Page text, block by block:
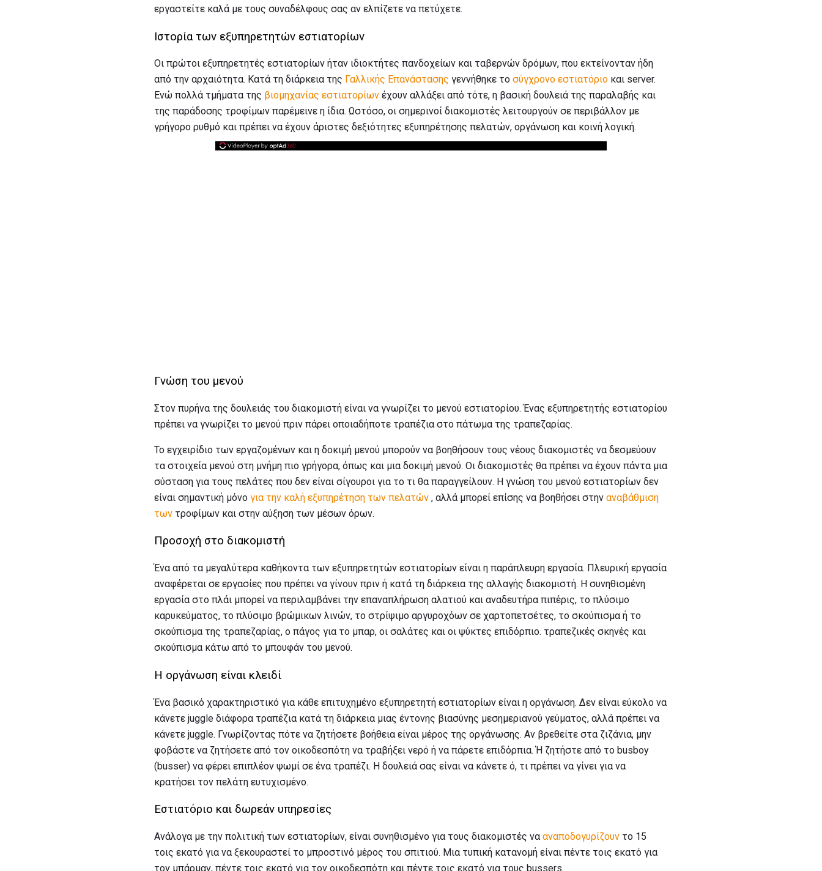
εργαστείτε καλά με τους συναδέλφους σας αν ελπίζετε να πετύχετε.
Ιστορία των εξυπηρετητών εστιατορίων
Οι πρώτοι εξυπηρετητές εστιατορίων ήταν ιδιοκτήτες πανδοχείων και ταβερνών δρόμων, που εκτείνονταν ήδη
από την αρχαιότητα. Κατά τη διάρκεια της Γαλλικής Επανάστασης γεννήθηκε το σύγχρονο εστιατόριο και server.
Ενώ πολλά τμήματα της βιομηχανίας εστιατορίων έχουν αλλάξει από τότε, η βασική δουλειά της παραλαβής και
της παράδοσης τροφίμων παρέμεινε η ίδια. Ωστόσο, οι σημερινοί διακομιστές λειτουργούν σε περιβάλλον με
γρήγορο ρυθμό και πρέπει να έχουν άριστες δεξιότητες εξυπηρέτησης πελατών, οργάνωση και κοινή λογική.
Γνώση του μενού
Στον πυρήνα της δουλειάς του διακομιστή είναι να γνωρίζει το μενού εστιατορίου. Ένας εξυπηρετητής εστιατορίου
πρέπει να γνωρίζει το μενού πριν πάρει οποιαδήποτε τραπέζια στο πάτωμα της τραπεζαρίας.
Το εγχειρίδιο των εργαζομένων και η δοκιμή μενού μπορούν να βοηθήσουν τους νέους διακομιστές να δεσμεύουν
τα στοιχεία μενού στη μνήμη πιο γρήγορα, όπως και μια δοκιμή μενού. Οι διακομιστές θα πρέπει να έχουν πάντα μια
σύσταση για τους πελάτες που δεν είναι σίγουροι για το τι θα παραγγείλουν. Η γνώση του μενού εστιατορίων δεν
είναι σημαντική μόνο για την καλή εξυπηρέτηση των πελατών , αλλά μπορεί επίσης να βοηθήσει στην αναβάθμιση
των τροφίμων και στην αύξηση των μέσων όρων.
Προσοχή στο διακομιστή
Ένα από τα μεγαλύτερα καθήκοντα των εξυπηρετητών εστιατορίων είναι η παράπλευρη εργασία. Πλευρική εργασία
αναφέρεται σε εργασίες που πρέπει να γίνουν πριν ή κατά τη διάρκεια της αλλαγής διακομιστή. Η συνηθισμένη
εργασία στο πλάι μπορεί να περιλαμβάνει την επαναπλήρωση αλατιού και αναδευτήρα πιπέρις, το πλύσιμο
καρυκεύματος, το πλύσιμο βρώμικων λινών, το στρίψιμο αργυροχόων σε χαρτοπετσέτες, το σκούπισμα ή το
σκούπισμα της τραπεζαρίας, ο πάγος για το μπαρ, οι σαλάτες και οι ψύκτες επιδόρπιο. τραπεζικές σκηνές και
σκούπισμα κάτω από το μπουφάν του μενού.
Η οργάνωση είναι κλειδί
Ένα βασικό χαρακτηριστικό για κάθε επιτυχημένο εξυπηρετητή εστιατορίων είναι η οργάνωση. Δεν είναι εύκολο να
κάνετε juggle διάφορα τραπέζια κατά τη διάρκεια μιας έντονης βιασύνης μεσημεριανού γεύματος, αλλά πρέπει να
κάνετε juggle. Γνωρίζοντας πότε να ζητήσετε βοήθεια είναι μέρος της οργάνωσης. Αν βρεθείτε στα ζιζάνια, μην
φοβάστε να ζητήσετε από τον οικοδεσπότη να τραβήξει νερό ή να πάρετε επιδόρπια. Ή ζητήστε από το busboy
(busser) να φέρει επιπλέον ψωμί σε ένα τραπέζι. Η δουλειά σας είναι να κάνετε ό, τι πρέπει να γίνει για να
κρατήσει τον πελάτη ευτυχισμένο.
Εστιατόριο και δωρεάν υπηρεσίες
Ανάλογα με την πολιτική των εστιατορίων, είναι συνηθισμένο για τους διακομιστές να αναποδογυρίζουν το 15
τοις εκατό για να ξεκουραστεί το μπροστινό μέρος του σπιτιού. Μια τυπική κατανομή είναι πέντε τοις εκατό για
τον μπάρμαν, πέντε τοις εκατό για τον οικοδεσπότη και πέντε τοις εκατό για τους bussers.